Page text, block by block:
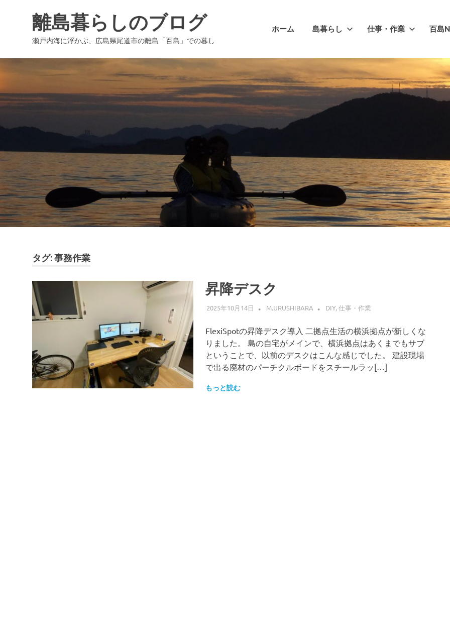
キ
ッ
離島暮らしのブログ
瀬戸内海に浮かぶ、広島県尾道市の離島「百島」での暮し
ホーム 島暮らし 仕事・作業 百島
タグ:事務作業
昇降デスク
2025年10月14日 M.URUSHIBARA DIY,仕事・作業
FlexiSpotの昇降デスク導入 二拠点生活の横浜拠点が新しくな
りました。 島の自宅がメインで、横浜拠点はあくまでもサブ
ということで、以前のデスクはこんな感じでした。 建設現場
で出る廃材のパーチクルボードをスチールラッ[…]
もっと読む